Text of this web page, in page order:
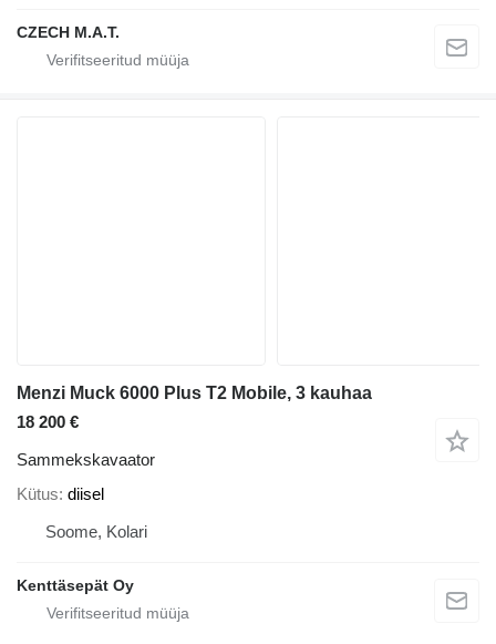
CZECH M.A.T.
Menzi Muck 6000 Plus T2 Mobile, 3 kauhaa
18 200 €
Sammekskavaator
Kütus diisel
Soome, Kolari
Kenttäsepät Oy